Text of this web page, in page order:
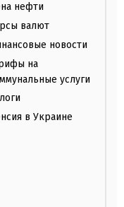
нефти
валют
новости
на
услуги
в Украине